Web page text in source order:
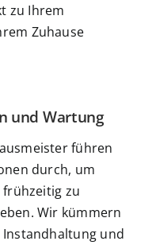
zu Ihrem
Zuhause
und Wartung
führen
durch, um
zu
Wir kümmern
und